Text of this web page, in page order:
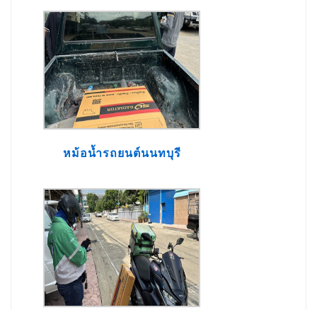
หม้อน้ำรถยนต์นนทบุรี